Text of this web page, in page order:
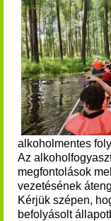
alkoholmentes
Az
megfontolások
vezetésének
Kérjük szépen,
befolyásolt